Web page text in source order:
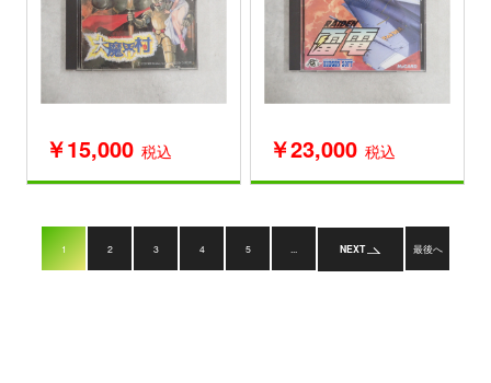
￥15,000 税込 ￥23,000 税込
1 2 3 4 5 NEXT 最後へ